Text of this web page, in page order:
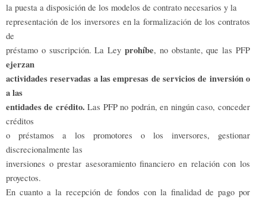
la puesta a disposición de los modelos de contrato necesarios y la
representación de los inversores en la formalización de los contratos
de
préstamo o suscripción. La Ley prohíbe, no obstante, que las PFP
ejerzan
actividades reservadas a las empresas de servicios de inversión o
a las
entidades de crédito.Las PFP no podrán, en ningún caso, conceder
créditos
o préstamos a los promotores o los inversores, gestionar
discrecionalmente las
inversiones o prestar asesoramiento financiero en relación con los
proyectos.
En cuanto a la recepción de fondos con la finalidad de pago por